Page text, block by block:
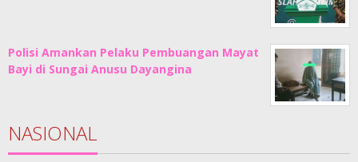
Polisi Amankan Pelaku Pembuangan Mayat
Bayi di Sungai Anusu Dayangina
NASIONAL